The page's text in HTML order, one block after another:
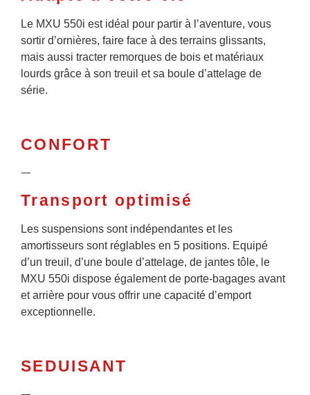
Le MXU 550i est idéal pour partir à l’aventure, vous
sortir d’ornières, faire face à des terrains glissants,
mais aussi tracter remorques de bois et matériaux
lourds grâce à son treuil et sa boule d’attelage de
série.
CONFORT
ᅳ
Transport optimisé
Les suspensions sont indépendantes et les
amortisseurs sont réglables en 5 positions. Equipé
d’un treuil, d’une boule d’attelage, de jantes tôle, le
MXU 550i dispose également de porte-bagages avant
et arrière pour vous offrir une capacité d’emport
exceptionnelle.
SEDUISANT